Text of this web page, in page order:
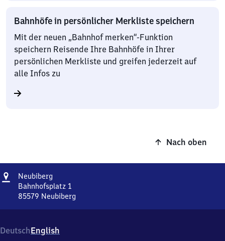
Bahnhöfe in persönlicher Merkliste speichern
Mit der neuen „Bahnhof merken“-Funktion
speichern Reisende Ihre Bahnhöfe in Ihrer
persönlichen Merkliste und greifen jederzeit auf
alle Infos zu
Nach oben
Adresse
Neubiberg
Bahnhofsplatz 1
85579 Neubiberg
1,
8
DeutschEnglish